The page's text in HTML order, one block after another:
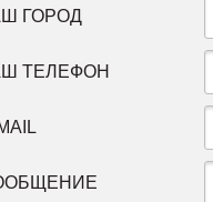
ГОРОД
ТЕЛЕФОН